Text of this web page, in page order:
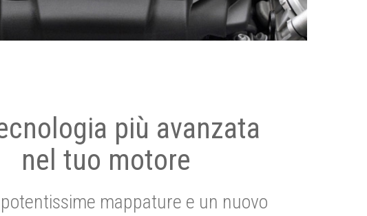
più avanzata
nel tuo motore
mappature e un nuovo